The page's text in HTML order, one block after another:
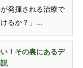
発揮される治療で
るか？」...
！その裏にあるデ